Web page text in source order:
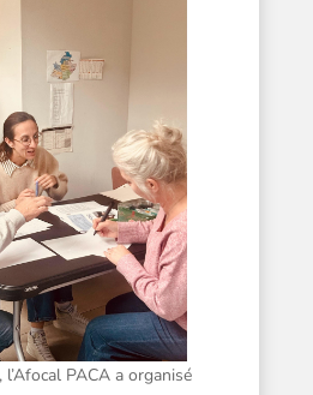
l’Afocal PACA a organisé